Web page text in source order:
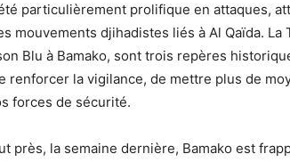
été particulièrement prolifique en attaques,
mouvements djihadistes liés à Al Qaïda. La
Blu à Bamako, sont trois repères
renforcer la vigilance, de mettre plus de
forces de sécurité.
près, la semaine dernière, Bamako est